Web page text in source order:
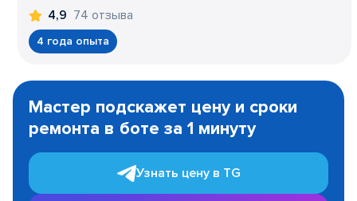
4,9 74 отзыва
4 года опыта
1
Мастер подскажет цену и сроки
ремонта в боте за 1 минуту
Узнать цену в TG